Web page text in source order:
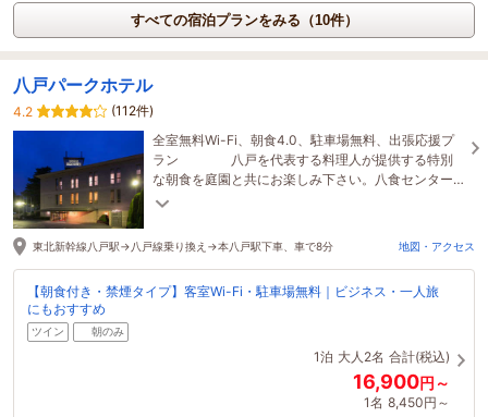
すべての宿泊プランをみる（10件）
八戸パークホテル
4.2
(112件)
全室無料Wi-Fi、朝食4.0、駐車場無料、出張応援プ
ラン 八戸を代表する料理人が提供する特別
な朝食を庭園と共にお楽しみ下さい。八食センター
やみろく横丁、蕪島や朝市などにも好アクセス！
東北新幹線八戸駅→八戸線乗り換え→本八戸駅下車、車で8分 地図・アクセス
【朝食付き・禁煙タイプ】客室Wi-Fi・駐車場無料｜ビジネス・一人旅
にもおすすめ
ツイン 朝のみ
1泊 大人2名 合計(税込)
16,900円～
1名 8,450円～